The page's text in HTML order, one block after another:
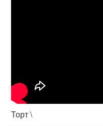
Торт \